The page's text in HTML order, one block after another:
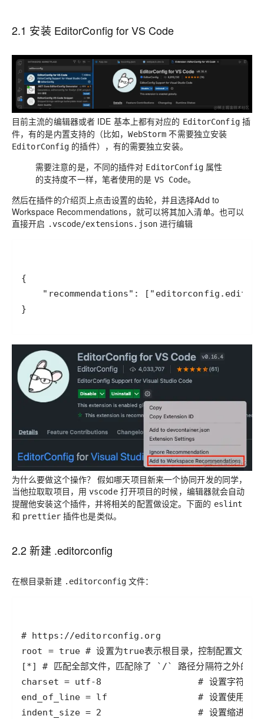
2.1 安装 EditorConfig for VS Code
目前主流的编辑器或者 IDE 基本上都有对应的 EditorConfig插
件，有的是内置支持的（比如，WebStorm 不需要独立安装
EditorConfig 的插件），有的需要独立安装。
需要注意的是，不同的插件对 EditorConfig属性
的支持度不一样，笔者使用的是 VS Code。
然后在插件的介绍页上点击设置的齿轮，并且选择Add to
Workspace Recommendations，就可以将其加入清单。也可以
直接开启 .vscode/extensions.json进行编辑
}
为什么要做这个操作？ 假如哪天项目新来一个协同开发的同学，
当他拉取取项目，用vscode打开项目的时候，编辑器就会自动
提醒他安装这个插件，并将相关的配置做设定。下面的 eslint
和 prettier 插件也是类似。
2.2 新建 .editorconfig
在根目录新建 .editorconfig 文件：